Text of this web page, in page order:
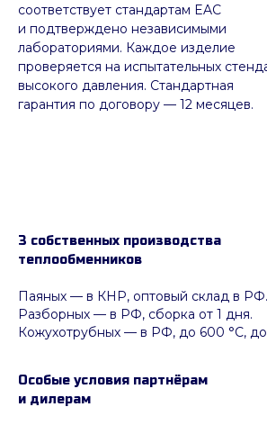
соответствует стандартам EAC
и подтверждено независимыми
лабораториями. Каждое изделие
проверяется на испытательных
высокого давления. Стандартная
гарантия по договору — 12 месяцев.
3 собственных производства
теплообменников
Паяных — в КНР, оптовый склад в РФ.
Разборных — в РФ, сборка от 1 дня.
Кожухотрубных — в РФ, до 600 °C, до
Особые условия партнёрам
и дилерам